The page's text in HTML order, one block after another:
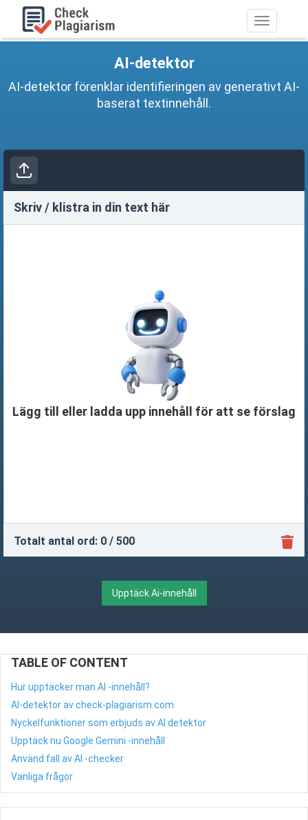
Toggle
navigation
AI-detektor
AI-detektor förenklar identifieringen av generativt AI-
baserat textinnehåll.
Skriv / klistra in din text här
Lägg till eller ladda upp innehåll för att se förslag
Totalt antal ord: 0 / 500
Upptäck Ai-innehåll
TABLE OF CONTENT
Hur upptäcker man AI -innehåll?
AI-detektor av check-plagiarism.com
Nyckelfunktioner som erbjuds av AI detektor
Upptäck nu Google Gemini -innehåll
Använd fall av AI -checker
Vanliga frågor